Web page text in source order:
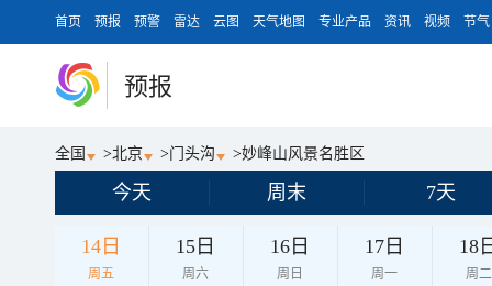
首页 预报 预警 雷达 云图 天气地图 专业产品 资讯 视频 节气
预报
全国 >北京 >门头沟 >妙峰山风景名胜区
今天 周末 7天
14日
周五
15日
周六
16日
周日
17日
周一
18
周二